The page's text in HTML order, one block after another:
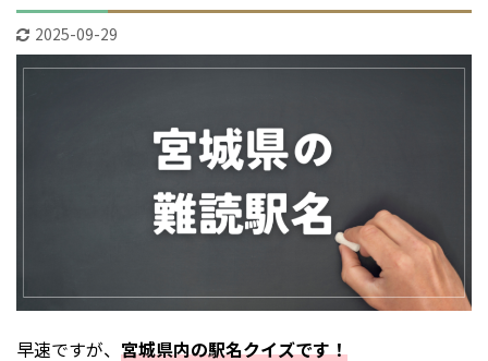
2025-09-29
早速ですが、 宮城県内の駅名クイズです！